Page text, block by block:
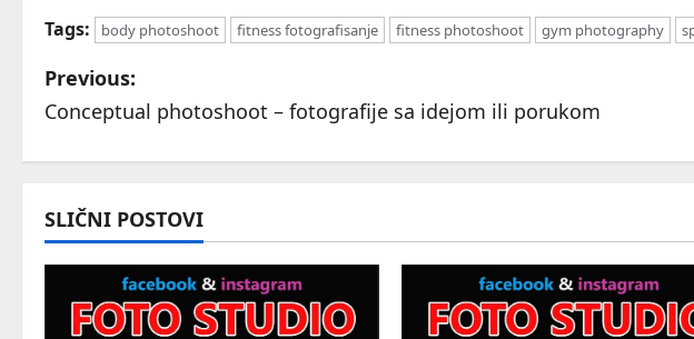
Tags: body photoshoot fitness fotografisanje fitness photoshoot gym photography
P
o
s
t
n
Previous:
Conceptual photoshoot – fotografije sa idejom ili porukom
SLIČNI POSTOVI